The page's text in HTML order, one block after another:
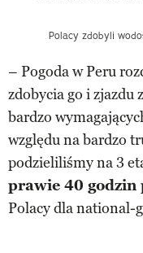
Polacy zdobyli
– Pogoda w Peru
zdobycia go i zjazdu
bardzo
względu na bardzo
podzieliliśmy na 3
prawie 40 godzin
Polacy dla national-